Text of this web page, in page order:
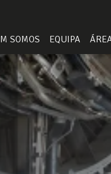
SOMOS EQUIPA